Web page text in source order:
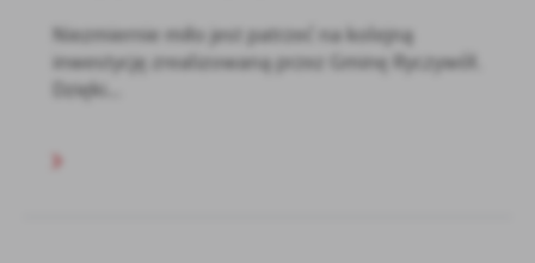
Niezmiernie miło jest patrzeć na kolejną
inwestycję zrealizowaną przez Gminę Ryczywół.
Dzięki...